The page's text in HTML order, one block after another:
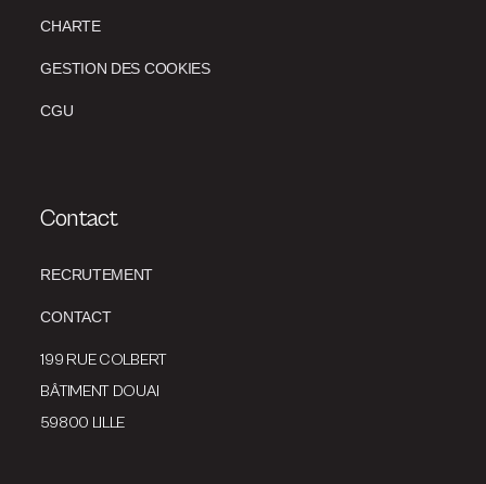
CHARTE
GESTION DES COOKIES
CGU
Contact
RECRUTEMENT
CONTACT
199 RUE COLBERT
BÂTIMENT DOUAI
59800 LILLE